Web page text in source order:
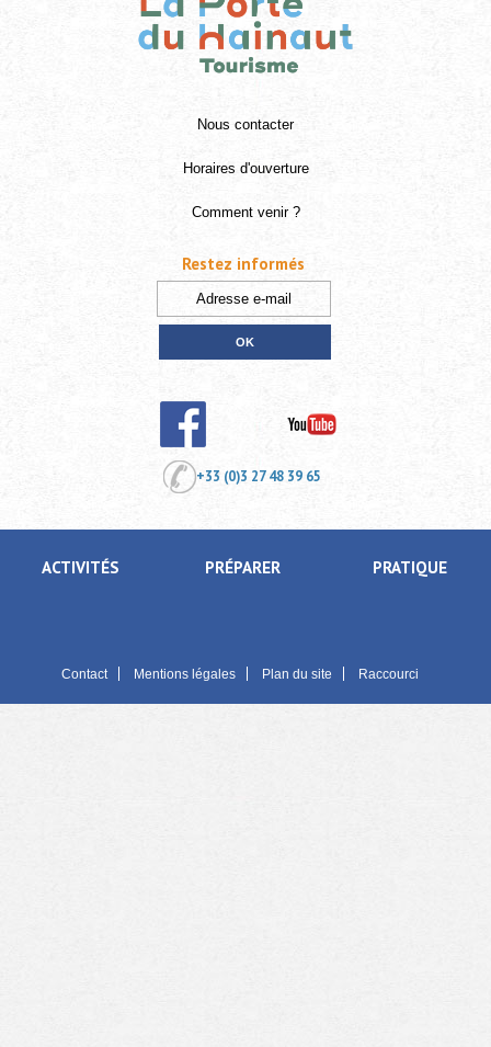
Nous contacter
Horaires d'ouverture
Comment venir ?
+33 (0)3 27 48 39 65
ACTIVITÉS PRÉPARER PRATIQUE
Contact Mentions légales Plan du site Raccourci
Restez informés